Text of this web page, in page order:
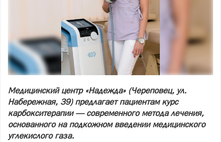
Медицинский центр «Надежда» (Череповец, ул.
Набережная, 39) предлагает пациентам курс
карбокситерапии — современного метода лечения,
основанного на подкожном введении медицинского
углекислого газа.